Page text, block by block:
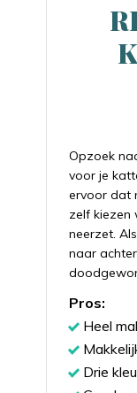
Opzoek
voor je
ervoor dat
zelf kiezen
neerzet.
naar
Pros:
Heel
Drie